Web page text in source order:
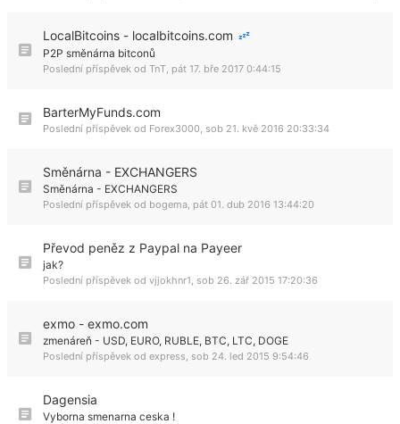
LocalBitcoins - localbitcoins.com
P2P směnárna bitconů
Poslední příspěvek od TnT, pát 17. bře 2017 0:44:15
BarterMyFunds.com
Poslední příspěvek od Forex3000, sob 21. kvě 2016 20:33:34
Směnárna - EXCHANGERS
Směnárna - EXCHANGERS
Poslední příspěvek od bogema, pát 01. dub 2016 13:44:20
Převod peněz z Paypal na Payeer
jak?
Poslední příspěvek od vjjokhnr1, sob 26. zář 2015 17:20:36
exmo - exmo.com
zmenáreň - USD, EURO, RUBLE, BTC, LTC, DOGE
Poslední příspěvek od express, sob 24. led 2015 9:54:46
Dagensia
Vyborna smenarna ceska !